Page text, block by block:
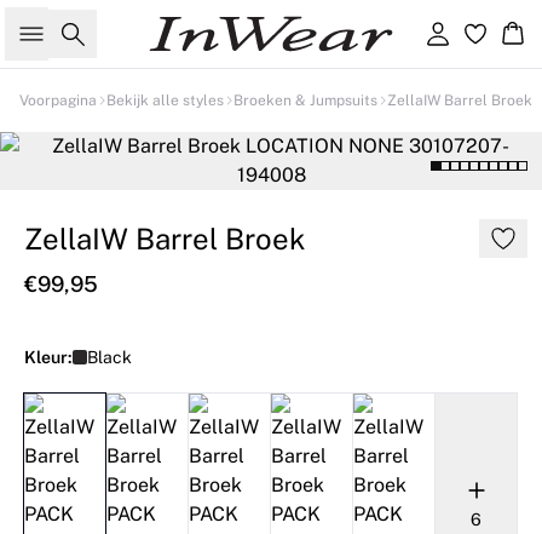
Zoeken Inloggen
Voorpagina Bekijk alle styles Broeken & Jumpsuits ZellaIW Barrel Broek
ZellaIW Barrel Broek
€99,95
Kleur: Black
6